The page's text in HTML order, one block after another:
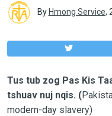
By Hmong Service,
Tus tub zog Pas Kis
tshuav nuj nqis. (
modern-day slavery)